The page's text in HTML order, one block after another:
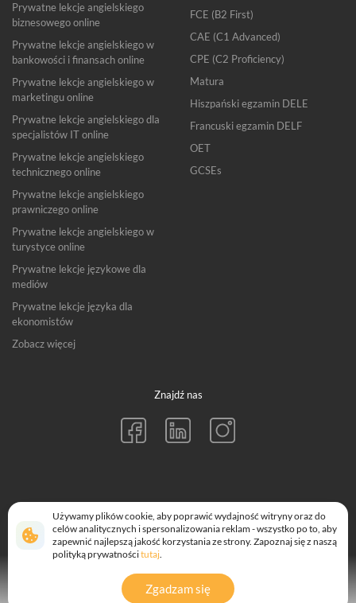
Przejdź do
Prywatne lekcje angielskiego
biznesowego online
Prywatne lekcje angielskiego w
bankowości i finansach online
Prywatne lekcje angielskiego w
marketingu online
Prywatne lekcje angielskiego dla
specjalistów IT online
Prywatne lekcje angielskiego
technicznego online
Prywatne lekcje angielskiego
prawniczego online
Prywatne lekcje angielskiego w
turystyce online
Prywatne lekcje językowe dla
mediów
Prywatne lekcje języka dla
ekonomistów
Zobacz więcej
FCE (B2 First)
CAE (C1 Advanced)
CPE (C2 Proficiency)
Matura
Hiszpański egzamin DELE
Francuski egzamin DELF
OET
GCSEs
Znajdź nas
152-160 City Road, London EC1V 2NX
Made with ❤️ in London, Berlin & Warsaw.
Używamy plików cookie, aby poprawić wydajność witryny oraz do
celów analitycznych i spersonalizowania reklam - wszystko po to, aby
zapewnić najlepszą jakość korzystania ze strony. Zapoznaj się z naszą
polityką prywatnościtutaj.
Zgadzam się